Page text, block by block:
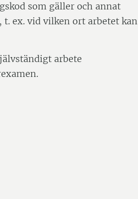
som gäller och annat
ex. vid vilken ort arbetet kan
arbete